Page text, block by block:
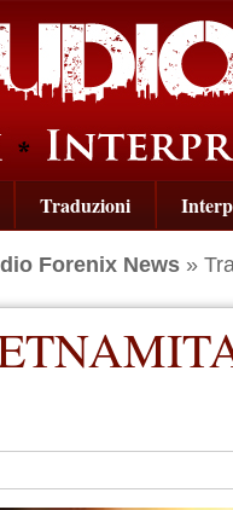
Traduzioni
Forenix News »